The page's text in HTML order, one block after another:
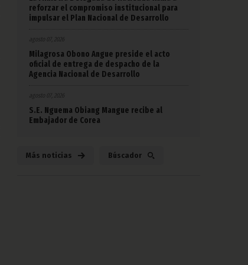
reforzar el compromiso institucional para
impulsar el Plan Nacional de Desarrollo
agosto 07, 2026
Milagrosa Obono Angue preside el acto
oficial de entrega de despacho de la
Agencia Nacional de Desarrollo
agosto 07, 2026
S.E. Nguema Obiang Mangue recibe al
Embajador de Corea
Más noticias Búscador